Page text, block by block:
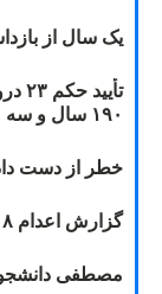
یک سال از
۱۹۰ سال و سه ماه حبس برای ۲۳ درویش گنابادی قطعی شد
خطر از دست
گزارش اعدام ۲۰۱۸: قصاص و بخشش
مصطفی